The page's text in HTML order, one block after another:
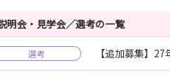
明会・見学会／選考の一覧
選考 【追加募集】